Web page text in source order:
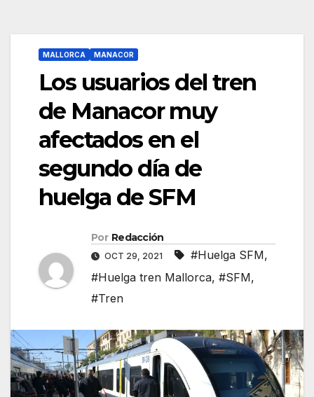
MALLORCA MANACOR
Los usuarios del tren
de Manacor muy
afectados en el
segundo día de
huelga de SFM
Por Redacción
OCT 29, 2021 #Huelga SFM,
#Huelga tren Mallorca, #SFM,
#Tren